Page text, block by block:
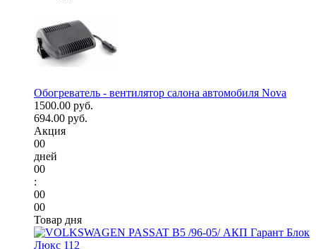
Обогреватель - вентилятор салона автомобиля Nova
1500.00 руб.
694.00 руб.
Акция
00
дней
00
:
00
00
Товар дня